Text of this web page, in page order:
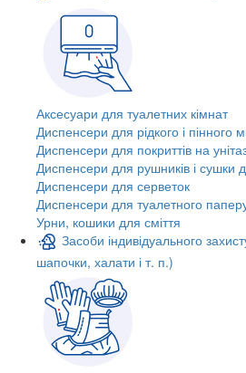
Аксесуари для туалетних кімнат
Диспенсери для рідкого і пінного
Диспенсери для покриттів на
Диспенсери для рушників і сушки
Диспенсери для серветок
Диспенсери для туалетного
Урни, кошики для сміття
Засоби індивідуального
шапочки, халати і т. п.)